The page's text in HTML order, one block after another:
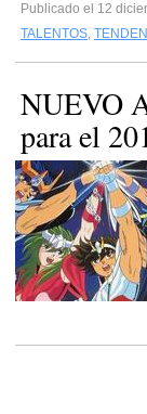
Publicado el 12
TALENTOS,
NUEVO
para el